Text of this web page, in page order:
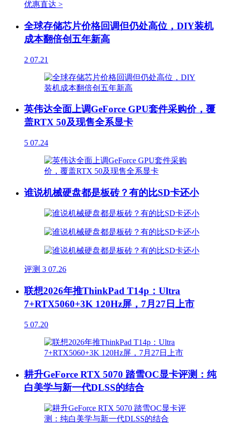
优惠直达 >
全球存储芯片价格回调但仍处高位，DIY装机
成本翻倍创五年新高
2 07.21
英伟达全面上调GeForce GPU套件采购价，覆
盖RTX 50及现售全系显卡
5 07.24
谁说机械硬盘都是板砖？有的比SD卡还小
评测 3 07.26
联想2026年推ThinkPad T14p：Ultra
7+RTX5060+3K 120Hz屏，7月27日上市
5 07.20
耕升GeForce RTX 5070 踏雪OC显卡评测：纯
白美学与新一代DLSS的结合